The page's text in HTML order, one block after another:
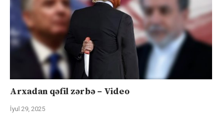
Arxadan qəfil zərbə – Video
İyul 29, 2025